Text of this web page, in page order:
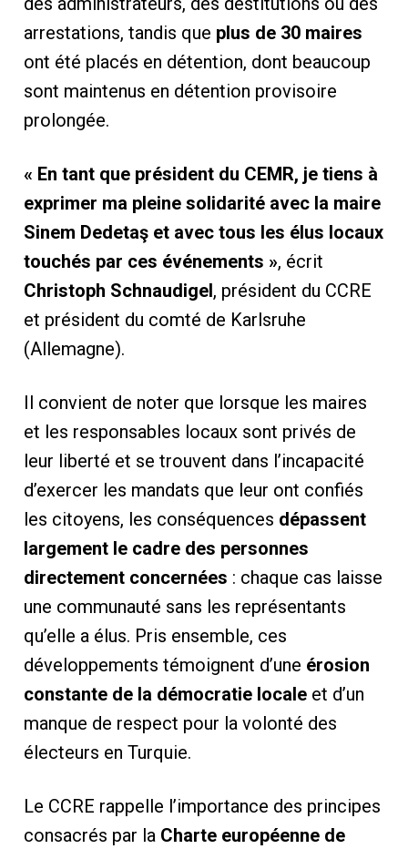
arrestations, tandis que plus de 30 maires
ont été placés en détention, dont beaucoup
sont maintenus en détention provisoire
prolongée.
« En tant que président du CEMR, je tiens à
exprimer ma pleine solidarité avec la maire
Sinem Dedetaş et avec tous les élus locaux
touchés par ces événements », écrit
Christoph Schnaudigel, président du CCRE
et président du comté de Karlsruhe
(Allemagne).
Il convient de noter que lorsque les maires
et les responsables locaux sont privés de
leur liberté et se trouvent dans l’incapacité
d’exercer les mandats que leur ont confiés
les citoyens, les conséquences dépassent
largement le cadre des personnes
directement concernées : chaque cas laisse
une communauté sans les représentants
qu’elle a élus. Pris ensemble, ces
développements témoignent d’une érosion
constante de la démocratie localeet d’un
manque de respect pour la volonté des
électeurs en Turquie.
Le CCRE rappelle l’importance des principes
consacrés par la Charte européenne de